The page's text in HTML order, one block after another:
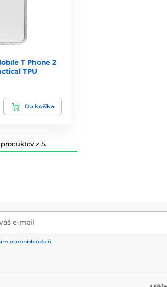
T Phone 2
TPU
Do košíka
z 5.
e-mail
osobních údajů.